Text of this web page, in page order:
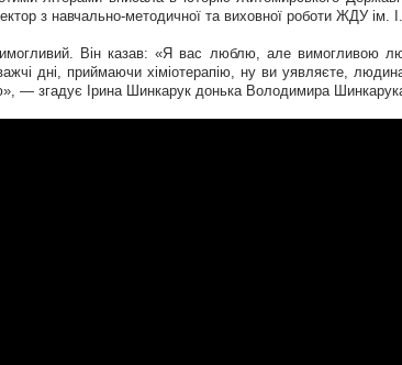
з навчально-методичної та виховної роботи ЖДУ ім.
Він казав: «Я вас люблю, але вимогливою
дні, приймаючи хіміотерапію, ну ви уявляєте,
— згадує Ірина Шинкарук донька Володимира